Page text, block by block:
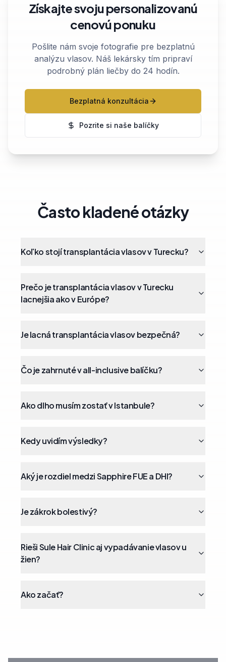
Získajte svoju personalizovanú
cenovú ponuku
Pošlite nám svoje fotografie pre bezplatnú
analýzu vlasov. Náš lekársky tím pripraví
podrobný plán liečby do 24 hodín.
Bezplatná konzultácia
Pozrite si naše balíčky
Často kladené otázky
Koľko stojí transplantácia vlasov v Turecku?
Prečo je transplantácia vlasov v Turecku
lacnejšia ako v Európe?
Je lacná transplantácia vlasov bezpečná?
Čo je zahrnuté v all-inclusive balíčku?
Ako dlho musím zostať v Istanbule?
Kedy uvidím výsledky?
Aký je rozdiel medzi Sapphire FUE a DHI?
Je zákrok bolestivý?
Rieši Sule Hair Clinic aj vypadávanie vlasov u
žien?
Ako začať?